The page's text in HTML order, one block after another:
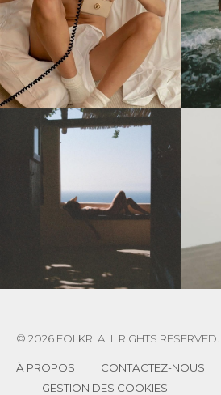
© 2026 FOLKR. ALL RIGHTS RESERVED.
À PROPOS
CONTACTEZ-NOUS
GESTION DES COOKIES